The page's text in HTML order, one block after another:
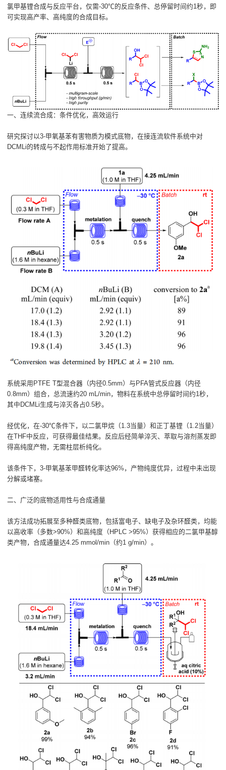
氯甲基锂合成与反应平台，仅需-30℃的反应条件、总停留时间约1秒，即
可实现高产率、高纯度的合成目标。
一、连续流合成：条件优化，高效运行
研究探讨以3-甲氧基苯有害物质为模式底物，在接连流软件系统中对
DCMLi的转成与不起作用标准开始了提高。
系统采用PTFE T型混合器（内径0.5mm）与PFA管式反应器（内径
0.8mm）组合，总流速约20 mL/min，物料在系统中总停留时间约1秒，
其中DCMLi生成与淬灭各占0.5秒。
经优化，在-30℃条件下，以二氯甲烷（1.3当量）和正丁基锂（1.2当量）
在THF中反应，可获得最佳结果。反应后经简单淬灭、萃取与溶剂蒸发即
得高纯度产物，无需柱层析纯化。
该条件下，3-甲氧基苯甲醛转化率达96%，产物纯度优异，过程中未出现
分解或堵塞。
二、广泛的底物适用性与合成通量
该方法成功拓展至多种醛类底物，包括富电子、缺电子及杂环醛类，均能
以高收率（多数>90%）和高纯度（HPLC >95%）获得相应的二氯甲基醇
类产物，合成通量达4.25 mmol/min（约1 g/min）。